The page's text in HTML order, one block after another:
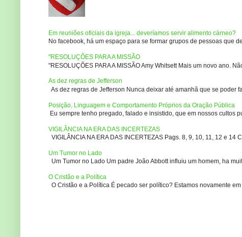
Em reuniões oficiais da igreja... deveríamos servir alimento cárneo?
No facebook, há um espaço para se formar grupos de pessoas que
"RESOLUÇÕES PARA A MISSÃO
"RESOLUÇÕES PARA A MISSÃO Amy Whitsett Mais um novo ano.
As dez regras de Jefferson
As dez regras de Jefferson Nunca deixar até amanhã que se poder
Posição, Linguagem e Comportamento Próprios da Oração Pública
Eu sempre tenho pregado, falado e insistido, que em nossos
VIGILÂNCIA NA ERA DAS INCERTEZAS
VIGILÂNCIA NA ERA DAS INCERTEZAS Pags. 8, 9, 10, 11, 12 e
Um Tumor no Lado
Um Tumor no Lado Um padre João Abbott influiu um homem, ha
O Cristão e a Política
O Cristão e a Política É pecado ser político? Estamos novamente